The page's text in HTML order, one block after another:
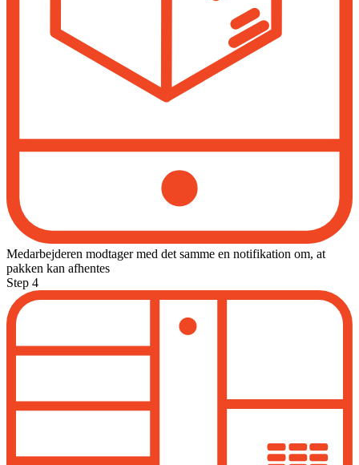
Medarbejderen modtager med det samme en notifikation om, at
pakken kan afhentes
Step 4